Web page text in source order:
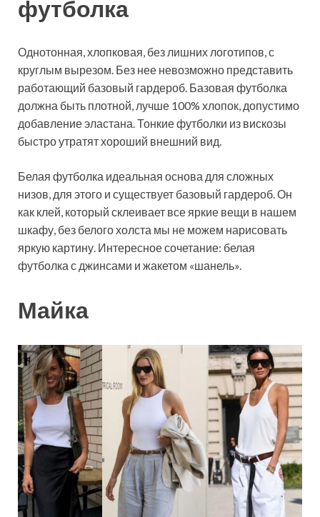
футболка
Однотонная, хлопковая, без лишних логотипов, с
круглым вырезом. Без нее невозможно представить
работающий базовый гардероб. Базовая футболка
должна быть плотной, лучше 100% хлопок, допустимо
добавление эластана. Тонкие футболки из вискозы
быстро утратят хороший внешний вид.
Белая футболка идеальная основа для сложных
низов, для этого и существует базовый гардероб. Он
как клей, который склеивает все яркие вещи в нашем
шкафу, без белого холста мы не можем нарисовать
яркую картину. Интересное сочетание: белая
футболка с джинсами и жакетом «шанель».
Майка